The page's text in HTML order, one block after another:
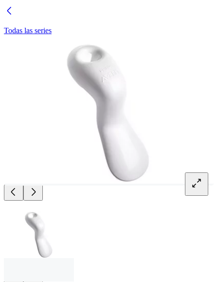
Todas las series